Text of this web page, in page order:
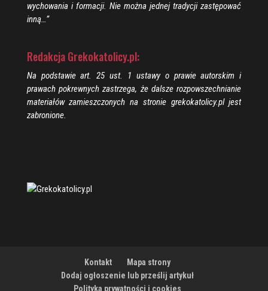
wychowania i formacji. Nie można jednej tradycji zastępować
inną…”
Redakcja Grekokatolicy.pl:
Na podstawie art. 25 ust. 1 ustawy o prawie autorskim i
prawach pokrewnych zastrzega, że dalsze rozpowszechnianie
materiałów zamieszczonych na stronie grekokatolicy.pl jest
zabronione.
Kontakt
Mapa strony
Dodaj ogłoszenie lub prześlij artykuł
Polityka prywatności i cookies